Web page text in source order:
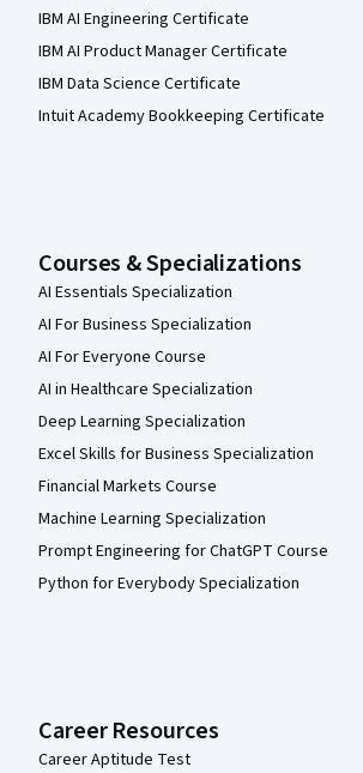
IBM AI Engineering Certificate
IBM AI Product Manager Certificate
IBM Data Science Certificate
Intuit Academy Bookkeeping Certificate
Courses & Specializations
AI Essentials Specialization
AI For Business Specialization
AI For Everyone Course
AI in Healthcare Specialization
Deep Learning Specialization
Excel Skills for Business Specialization
Financial Markets Course
Machine Learning Specialization
Prompt Engineering for ChatGPT Course
Python for Everybody Specialization
Career Resources
Career Aptitude Test